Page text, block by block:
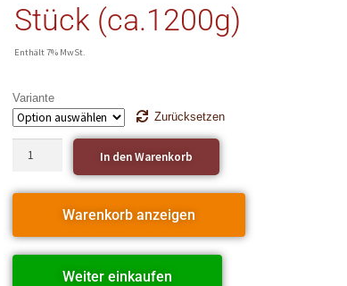
Stück (ca.1200g)
Enthält 7% MwSt.
Variante
Zurücksetzen
In den Warenkorb
Warenkorb anzeigen
Weiter einkaufen